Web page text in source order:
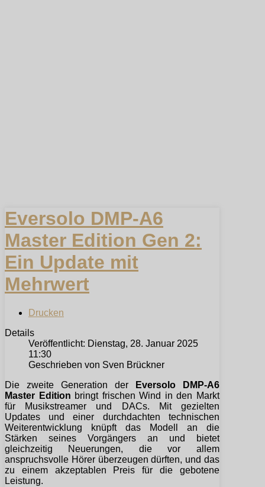
Eversolo DMP-A6
Master Edition Gen 2:
Ein Update mit
Mehrwert
Drucken
Details
Veröffentlicht: Dienstag, 28. Januar 2025
11:30
Geschrieben von Sven Brückner
Die zweite Generation der
Eversolo DMP-A6
Master Edition bringt frischen Wind in den Markt
für Musikstreamer und DACs. Mit gezielten
Updates und einer durchdachten technischen
Weiterentwicklung knüpft das Modell an die
Stärken seines Vorgängers an und bietet
gleichzeitig Neuerungen, die vor allem
anspruchsvolle Hörer überzeugen dürften, und das
zu einem akzeptablen Preis für die gebotene
Leistung.